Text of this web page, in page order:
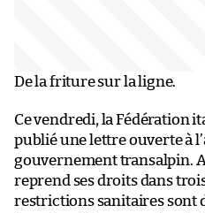
De la friture sur la ligne.
Ce vendredi, la Fédération
publié une lettre ouverte à
gouvernement transalpin.
reprend ses droits dans
restrictions sanitaires sont